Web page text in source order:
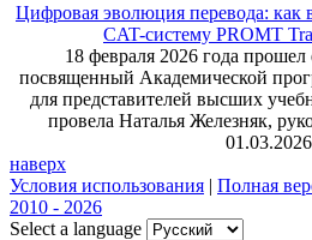
Цифровая эволюция перевода: как
CAT-систему PROMT
18 февраля 2026 года
посвященный Академической
для представителей высших
провела Наталья Железняк,
01.03.2026
наверх
Условия использования | Полная
2010 - 2026
Select a language